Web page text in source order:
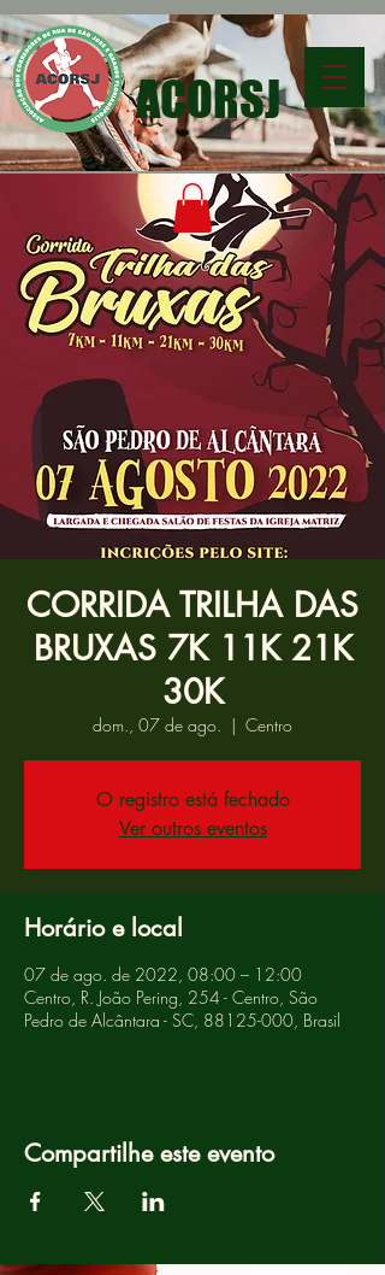
ACORSJ
CORRIDA TRILHA DAS
BRUXAS 7K 11K 21K
30K
dom., 07 de ago.
  |
Centro
O registro está fechado
Ver outros eventos
Horário e local
07 de ago. de 2022, 08:00 – 12:00
Centro, R. João Pering, 254 - Centro, São
Pedro de Alcântara - SC, 88125-000, Brasil
Compartilhe este evento